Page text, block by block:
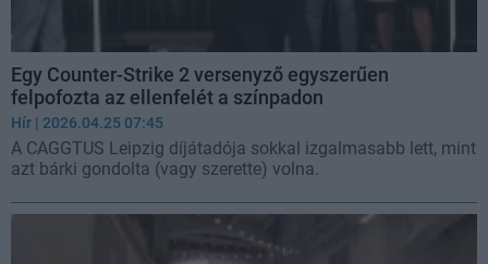
Egy Counter-Strike 2 versenyző egyszerűen
felpofozta az ellenfelét a színpadon
Hír | 2026.04.25 07:45
A CAGGTUS Leipzig díjátadója sokkal izgalmasabb lett, mint
azt bárki gondolta (vagy szerette) volna.